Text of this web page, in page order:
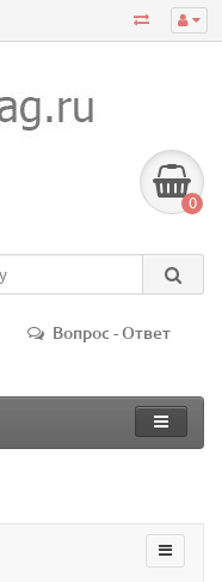
0
Вопрос - Ответ